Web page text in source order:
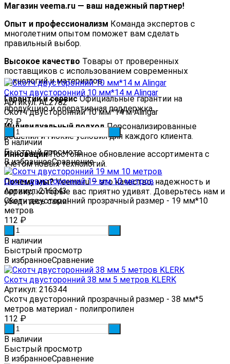
Магазин veema.ru — ваш надежный партнер!
Опыт и профессионализм Команда экспертов с
многолетним опытом поможет вам сделать
правильный выбор.
Высокое качество Товары от проверенных
поставщиков с использованием современных
технологий и материалов.
Гарантии и сервисОфициальные гарантии на
продукцию и оперативная поддержка.
Индивидуальный подходПерсонализированные
решения и гибкие условия для каждого клиента.
ИнновацииПостоянное обновление ассортимента с
учетом новых технологий.
Почему мы?Veema.ru — это качество, надежность и
сервис, которые вас приятно удивят. Доверьтесь нам и
убедитесь сами!
Скотч двусторонний 10 мм*14 м Alingar
Артикул: AL2782
Скотч двусторонний 10 мм*14 м Alingar
73 ₽
В наличии
Быстрый просмотр
В избранноеСравнение
Скотч двусторонний 19 мм 10 метров
Артикул: 216343
Скотч двусторонний прозрачный размер - 19 мм*10
метров
112 ₽
В наличии
Быстрый просмотр
В избранноеСравнение
Скотч двусторонний 38 мм 5 метров KLERK
Артикул: 216344
Скотч двусторонний прозрачный размер - 38 мм*5
метров материал - полипропилен
112 ₽
В наличии
Быстрый просмотр
В избранноеСравнение